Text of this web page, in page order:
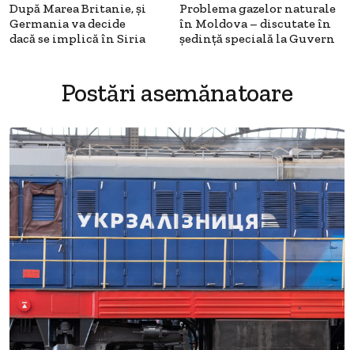
După Marea Britanie, și
Germania va decide
dacă se implică în Siria
Problema gazelor naturale
în Moldova – discutate în
ședință specială la Guvern
Postări asemănatoare